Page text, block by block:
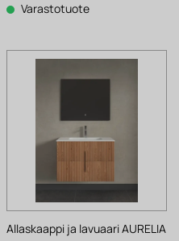
718 €.
Varastotuote
Allaskaappi ja lavuaari AURELIA